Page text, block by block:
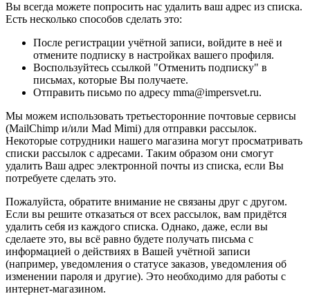
Вы всегда можете попросить нас удалить ваш адрес из списка.
Есть несколько способов сделать это:
После регистрации учётной записи, войдите в неё и
отмените подписку в настройках вашего профиля.
Воспользуйтесь ссылкой "Отменить подписку" в
письмах, которые Вы получаете.
Отправить письмо по адресу mma@impersvet.ru.
Мы можем использовать третьесторонние почтовые сервисы
(MailChimp и/или Mad Mimi) для отправки рассылок.
Некоторые сотрудники нашего магазина могут просматривать
списки рассылок с адресами. Таким образом они смогут
удалить Ваш адрес электронной почты из списка, если Вы
потребуете сделать это.
Пожалуйста, обратите внимание не связаны друг с другом.
Если вы решите отказаться от всех рассылок, вам придётся
удалить себя из каждого списка. Однако, даже, если вы
сделаете это, вы всё равно будете получать письма с
информацией о действиях в Вашей учётной записи
(например, уведомления о статусе заказов, уведомления об
изменении пароля и другие). Это необходимо для работы с
интернет-магазином.